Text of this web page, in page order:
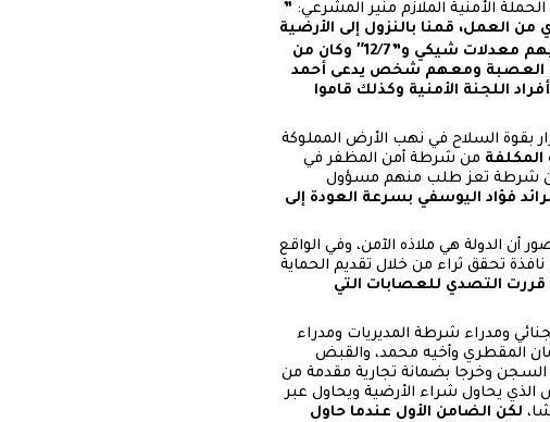
الأمنية الملازم منير المشرعي: ”
العمل، قمنا بالنزول إلى الأرضية
وعند قيام الحملة الأمنية بممارسة مهامها، فوجئنا بطقم مسلح على متنه 12 فرداً ولديهم معدلات شيكي و”12/7″ وكان من
العصبة ومعهم شخص يدعى أحمد
اللجنة الأمنية وكذلك قاموا
بقوة السلاح في نهب الأرض المملوكة
من شرطة أمن المظفر في
أمن شرطة تعز طلب منهم مسؤول
فؤاد اليوسفي بسرعة العودة إلى
الدولة هي ملاذه الآمن، وفي الواقع
تحقق ثراء من خلال تقديم الحماية
قررت التصدي للعصابات التي
الجنائي ومدراء شرطة المديريات ومدراء
المقطري وأخيه محمد، والقبض
السجن وخرجا بضمانة تجارية مقدمة من
يحاول شراء الأرضية ويحاول عبر
لكن الضامن الأول عندما حاول